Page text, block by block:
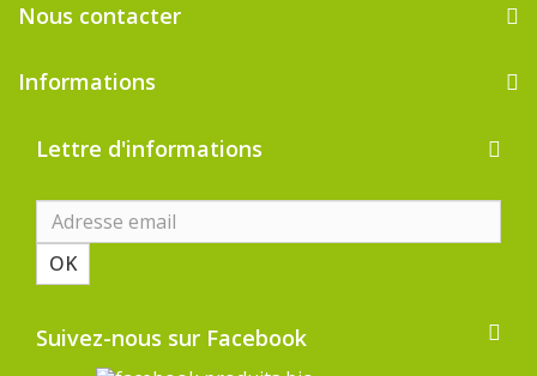
Nous contacter
Informations
Lettre d'informations
OK
Suivez-nous sur Facebook